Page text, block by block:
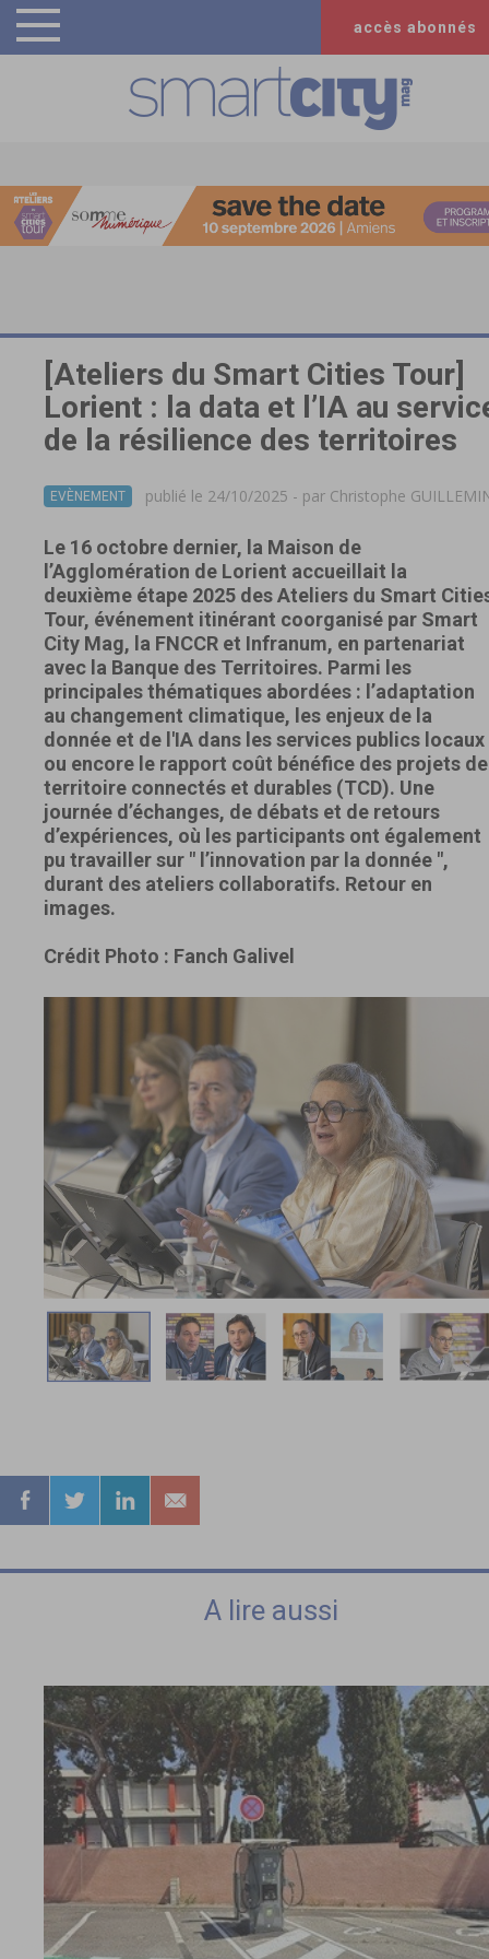
accès abonnés
[Ateliers du Smart Cities Tour]
Lorient : la data et l’IA au
de la résilience des territoires
EVÈNEMENT publié le 24/10/2025 - par Christophe
Le 16 octobre dernier, la Maison de
l’Agglomération de Lorient accueillait la
deuxième étape 2025 des Ateliers du Smart
Tour, événement itinérant coorganisé par Smart
City Mag, la FNCCR et Infranum, en partenariat
avec la Banque des Territoires. Parmi les
principales thématiques abordées : l’adaptation
au changement climatique, les enjeux de la
donnée et de l'IA dans les services publics locaux
ou encore le rapport coût bénéfice des projets de
territoire connectés et durables (TCD). Une
journée d’échanges, de débats et de retours
d’expériences, où les participants ont également
pu travailler sur " l’innovation par la donnée ",
durant des ateliers collaboratifs. Retour en
images.
Crédit Photo : Fanch Galivel
A lire aussi